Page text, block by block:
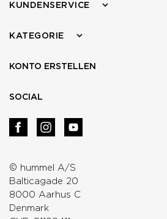
© hummel A/S
Balticagade 20
8000 Aarhus C
Denmark
KUNDENSERVICE
KATEGORIE
KONTO ERSTELLEN
SOCIAL